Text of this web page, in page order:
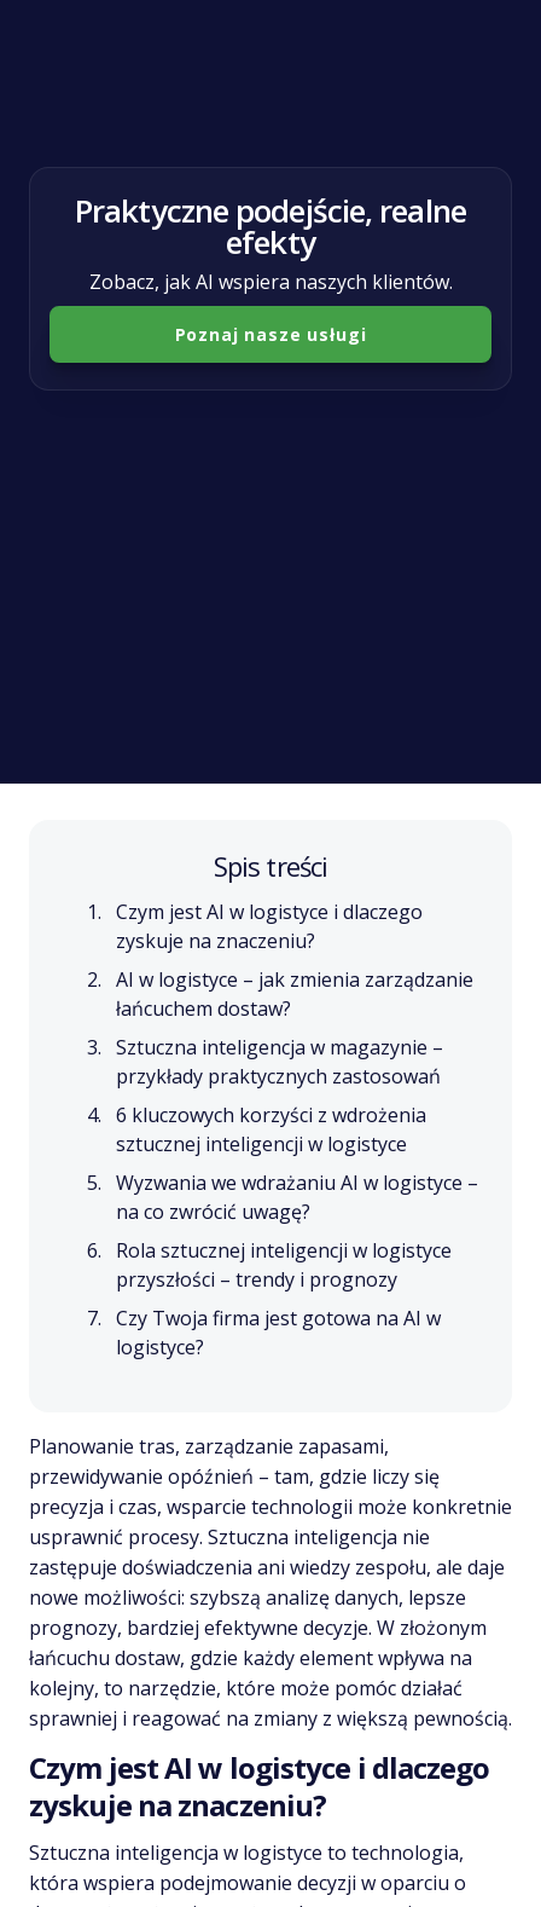
Praktyczne podejście, realne
efekty
Zobacz, jak AI wspiera naszych klientów.
Poznaj nasze usługi
Spis treści
Czym jest AI w logistyce i dlaczego
zyskuje na znaczeniu?
AI w logistyce – jak zmienia zarządzanie
łańcuchem dostaw?
Sztuczna inteligencja w magazynie –
przykłady praktycznych zastosowań
6 kluczowych korzyści z wdrożenia
sztucznej inteligencji w logistyce
Wyzwania we wdrażaniu AI w logistyce –
na co zwrócić uwagę?
Rola sztucznej inteligencji w logistyce
przyszłości – trendy i prognozy
Czy Twoja firma jest gotowa na AI w
logistyce?
Planowanie tras, zarządzanie zapasami,
przewidywanie opóźnień – tam, gdzie liczy się
precyzja i czas, wsparcie technologii może konkretnie
usprawnić procesy. Sztuczna inteligencja nie
zastępuje doświadczenia ani wiedzy zespołu, ale daje
nowe możliwości: szybszą analizę danych, lepsze
prognozy, bardziej efektywne decyzje. W złożonym
łańcuchu dostaw, gdzie każdy element wpływa na
kolejny, to narzędzie, które może pomóc działać
sprawniej i reagować na zmiany z większą pewnością.
Czym jest AI w logistyce i dlaczego
zyskuje na znaczeniu?
Sztuczna inteligencja w logistyce to technologia,
która wspiera podejmowanie decyzji w oparciu o